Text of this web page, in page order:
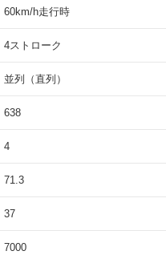
・特別・限
60km/h走行時
4ストローク
並列（直列）
638
4
71.3
37
7000